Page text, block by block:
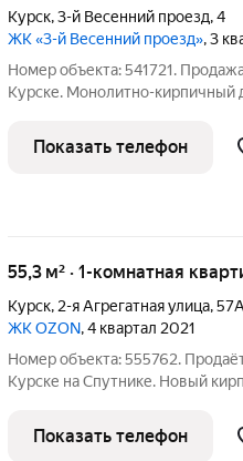
Курск,3-й Весенний проезд,4
ЖК «3-й Весенний проезд», 3
Номер объекта: 541721.
Курске. Монолитно-кирпичный
совмещенный санузел - почти 6
Показать телефон
55,3 м² · 1-комнатная
Курск, 2-я Агрегатная улица,57А
ЖК OZON, 4 квартал 2021
Номер объекта: 555762.
Курске на Спутнике. Новый
Квартира с черновой
трубы пластиковые,
Показать телефон